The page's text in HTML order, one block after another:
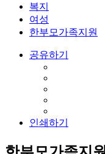
복지
여성
한부모가족지원
공유하기
인쇄하기